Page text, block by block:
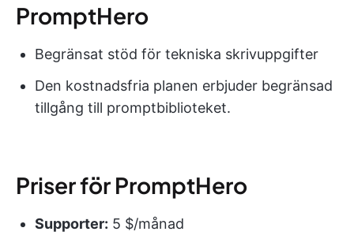
PromptHero
Begränsat stöd för tekniska skrivuppgifter
Den kostnadsfria planen erbjuder begränsad
tillgång till promptbiblioteket.
Priser för PromptHero
Supporter: 5 $/månad